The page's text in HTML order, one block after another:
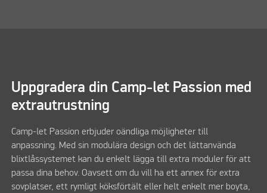
Uppgradera din Camp-let Passion med
extrautrustning
Camp-let Passion erbjuder oändliga möjligheter till
anpassning. Med sin modulära design och det lättanvända
blixtlåssystemet kan du enkelt lägga till extra moduler för att
passa dina behov. Oavsett om du vill ha ett annex för extra
sovplatser, ett rymligt köksförtält eller helt enkelt mer boyta,